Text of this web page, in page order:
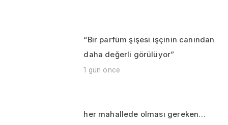
“Bir parfüm şişesi işçinin canından
daha değerli görülüyor”
1 gün önce
her mahallede olması gereken…